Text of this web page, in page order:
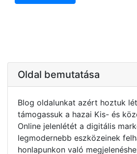
Oldal bemutatása
Blog oldalunkat azért hoztuk
támogassuk a hazai Kis- és
Online jelenlétét a digitális
legmodernebb eszközeinek
honlapunkon való